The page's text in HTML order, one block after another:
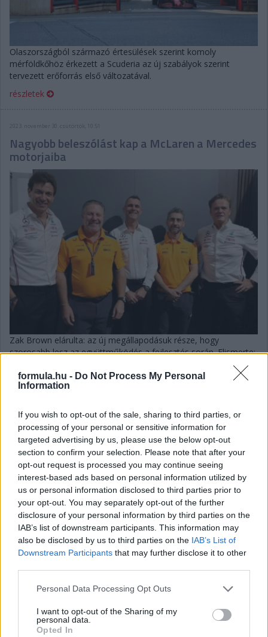
formula.hu - Do Not Process My Personal
Information
If you wish to opt-out of the sale, sharing to third parties, or
processing of your personal or sensitive information for
targeted advertising by us, please use the below opt-out
section to confirm your selection. Please note that after your
opt-out request is processed you may continue seeing
interest-based ads based on personal information utilized by
us or personal information disclosed to third parties prior to
your opt-out. You may separately opt-out of the further
disclosure of your personal information by third parties on the
IAB’s list of downstream participants. This information may
also be disclosed by us to third parties on the IAB’s List of
Downstream Participants that may further disclose it to other
Please note that this website/app uses one or more Google
not limited to your visit or usage behaviour. You may click to
grant or deny consent to Google and its third-party tags to
Personal Data Processing Opt Outs
I want to opt-out of the Sharing of my
personal data.
Opted In
Olaszországból származó értesülések szerint komoly
mérföldkőhöz érkezett a Scuderia az új szabályok szerint
tervezett erőforrás első változatával.
részletek
2023. november 30. csütörtök, 10:51
Nagyobb beleszólást kap a McLaren a Mercedes
motorjaiba
Zak Brown elárulta: az új megállapodásuk része, hogy
szorosabb lesz az együttműködés a fejlesztés során. Elismerte:
részletek
2023. október 16. hétfő, 13:24
FIA: Nem marad motor nélkül az Andretti
Mohammed ben Sulayem FIA-elnök rámutatott: szabály
kötelezi a legkevesebb csapatnak F1-es erőforrást szállító